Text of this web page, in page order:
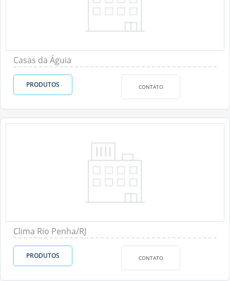
Casas da Águia
PRODUTOS CONTATO
Clima Rio Penha/RJ
PRODUTOS CONTATO